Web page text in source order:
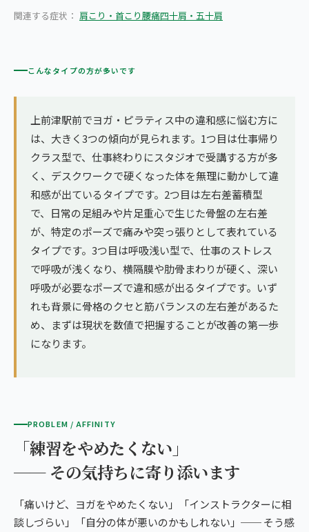
関連する症状： 肩こり・首こり腰痛四十肩・五十肩
こんなタイプの方が多いです
上前津駅前でヨガ・ピラティス中の違和感に悩む方に
は、大きく3つの傾向が見られます。1つ目は仕事帰り
クラス型で、仕事終わりにスタジオで受講する方が多
く、デスクワークで硬くなった体を無理に動かして違
和感が出ているタイプです。2つ目は左右差蓄積型
で、日常の足組みや片足重心で生じた骨盤の左右差
が、特定のポーズで痛みや突っ張りとして表れている
タイプです。3つ目は呼吸浅い型で、仕事のストレス
で呼吸が浅くなり、横隔膜や肋骨まわりが硬く、深い
呼吸が必要なポーズで違和感が出るタイプです。いず
れも背景に骨格のクセと筋バランスの左右差があるた
め、まずは現状を数値で把握することが改善の第一歩
になります。
PROBLEM / AFFINITY
「練習をやめたくない」
── その気持ちに寄り添います
「痛いけど、ヨガをやめたくない」「インストラクターに相
談しづらい」「自分の体が悪いのかもしれない」── そう感